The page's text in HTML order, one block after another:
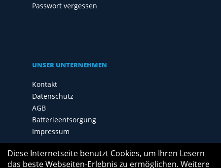
Passwort vergessen
UNSER UNTERNEHMEN
Kontakt
Datenschutz
AGB
Batterieentsorgung
Impressum
Diese Internetseite benutzt Cookies, um Ihren Lesern
das beste Webseiten-Erlebnis zu ermöglichen. Weitere